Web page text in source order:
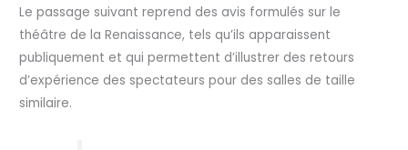
Le passage suivant reprend des avis formulés sur le
théâtre de la Renaissance, tels qu’ils apparaissent
publiquement et qui permettent d’illustrer des retours
d’expérience des spectateurs pour des salles de taille
similaire.